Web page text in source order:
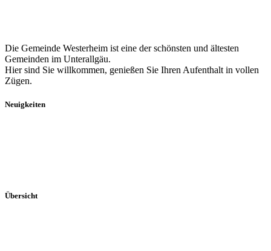
Die Gemeinde Westerheim ist eine der schönsten und ältesten
Gemeinden im Unterallgäu.
Hier sind Sie willkommen, genießen Sie Ihren Aufenthalt in vollen
Zügen.
Neuigkeiten
Übersicht